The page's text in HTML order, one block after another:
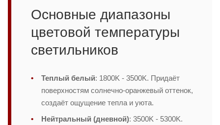
Основные диапазоны
цветовой температуры
светильников
Теплый белый: 1800K - 3500K. Придаёт
поверхностям солнечно-оранжевый оттенок,
создаёт ощущение тепла и уюта.
Нейтральный (дневной): 3500K - 5300K.